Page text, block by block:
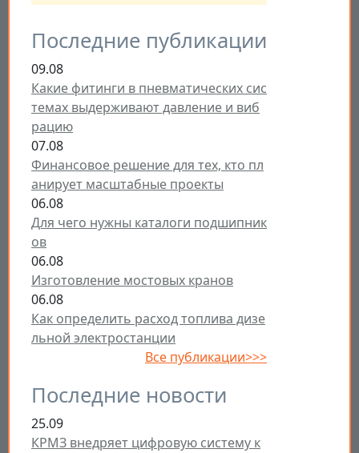
Последние публикации
09.08
Какие фитинги в пневматических сис
темах выдерживают давление и виб
рацию
07.08
Финансовое решение для тех, кто пл
анирует масштабные проекты
06.08
Для чего нужны каталоги подшипник
ов
06.08
Изготовление мостовых кранов
06.08
Как определить расход топлива дизе
льной электростанции
Все публикации>>>
Последние новости
25.09
КРМЗ внедряет цифровую систему к